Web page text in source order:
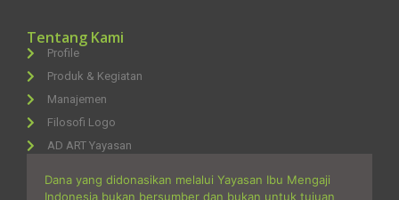
Tentang Kami
Profile
Produk & Kegiatan
Manajemen
Filosofi Logo
AD ART Yayasan
Dana yang didonasikan melalui Yayasan Ibu Mengaji
Indonesia bukan bersumber dan bukan untuk tujuan